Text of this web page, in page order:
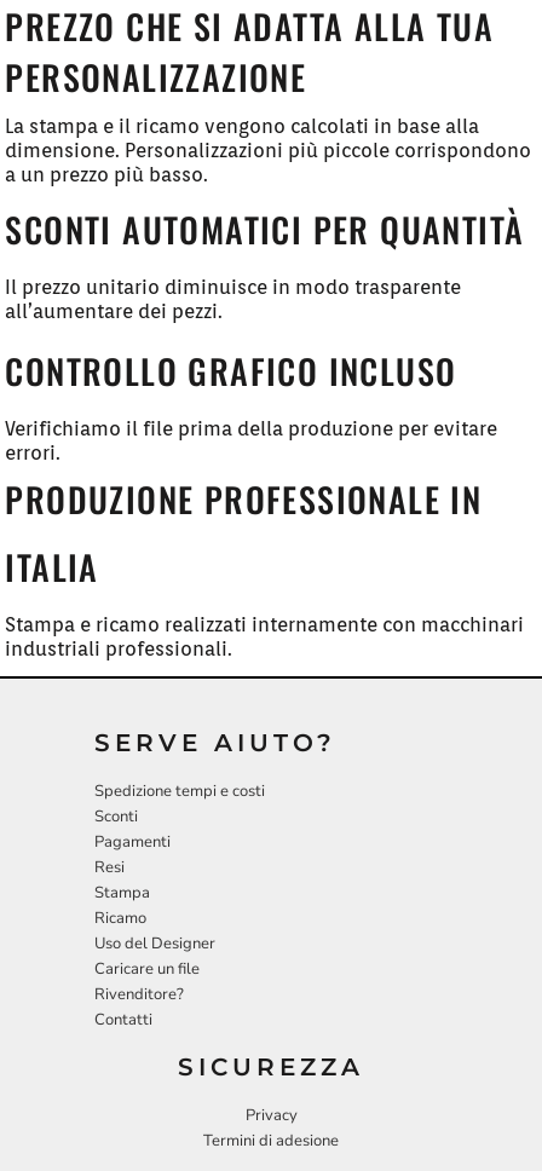
PREZZO CHE SI ADATTA ALLA TUA
PERSONALIZZAZIONE
La stampa e il ricamo vengono calcolati in base alla
dimensione. Personalizzazioni più piccole corrispondono
a un prezzo più basso.
SCONTI AUTOMATICI PER QUANTITÀ
Il prezzo unitario diminuisce in modo trasparente
all’aumentare dei pezzi.
CONTROLLO GRAFICO INCLUSO
Verifichiamo il file prima della produzione per evitare
errori.
PRODUZIONE PROFESSIONALE IN
ITALIA
Stampa e ricamo realizzati internamente con macchinari
industriali professionali.
SERVE AIUTO?
Spedizione tempi e costi
Sconti
Pagamenti
Resi
Stampa
Ricamo
Uso del Designer
Caricare un file
Rivenditore?
Contatti
SICUREZZA
Privacy
Termini di adesione